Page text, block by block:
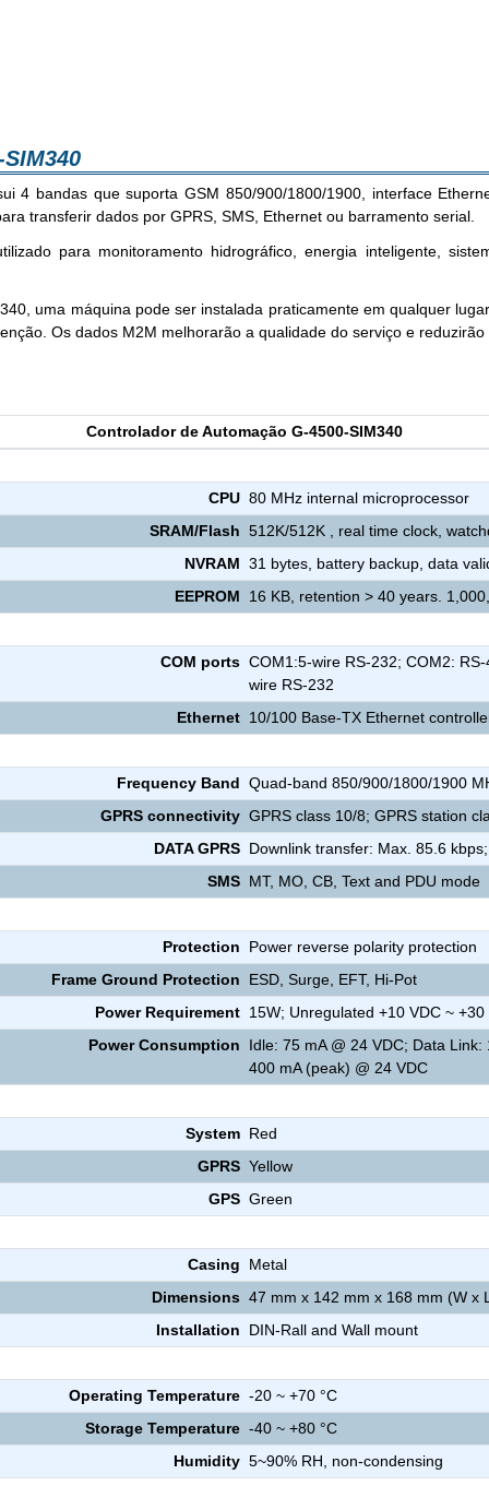
4 bandas que suporta GSM 850/900/1800/1900, interface
transferir dados por GPRS, SMS, Ethernet ou barramento serial.
para monitoramento hidrográfico, energia inteligente,
uma máquina pode ser instalada praticamente em qualquer
Os dados M2M melhorarão a qualidade do serviço e
Controlador de Automação G-4500-SIM340
CPU 80 MHz internal microprocessor
SRAM/Flash 512K/512K , real time clock,
NVRAM 31 bytes, battery backup, data
EEPROM
16 KB, retention > 40 years.
COM ports COM1:5-wire RS-232; COM2:
wire RS-232
Ethernet 10/100 Base-TX Ethernet
Frequency Band Quad-band 850/900/1800/1900
GPRS connectivity GPRS class 10/8; GPRS station
DATA GPRS Downlink transfer: Max. 85.6
SMS MT, MO, CB, Text and PDU mode
Protection
Power reverse polarity protection
Frame Ground Protection
ESD, Surge, EFT, Hi-Pot
Power Requirement 15W; Unregulated +10 VDC ~ +30
Power Consumption
Idle: 75 mA @ 24 VDC; Data Link:
400 mA (peak) @ 24 VDC
System Red
GPRS Yellow
GPS Green
Casing
Metal
Dimensions 47 mm x 142 mm x 168 mm (W x
Installation
DIN-Rall and Wall mount
Operating Temperature -20 ~ +70 °C
Storage Temperature -40 ~ +80 °C
Humidity 5~90% RH, non-condensing